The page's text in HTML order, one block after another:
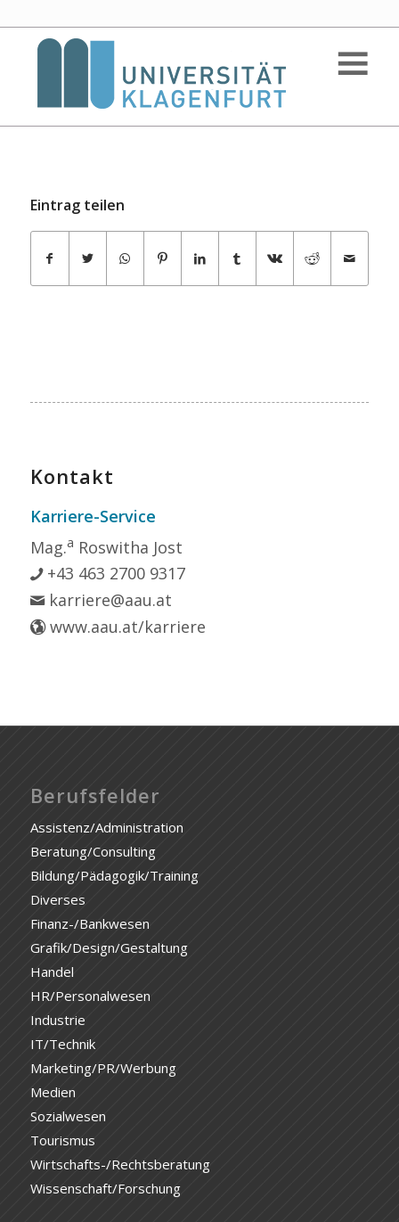
Eintrag teilen
Kontakt
Karriere-Service
Mag.a Roswitha Jost
+43 463 2700 9317
karriere@aau.at
www.aau.at/karriere
Berufsfelder
Assistenz/Administration
Beratung/Consulting
Bildung/Pädagogik/Training
Diverses
Finanz-/Bankwesen
Grafik/Design/Gestaltung
Handel
HR/Personalwesen
Industrie
IT/Technik
Marketing/PR/Werbung
Medien
Sozialwesen
Tourismus
Wirtschafts-/Rechtsberatung
Wissenschaft/Forschung